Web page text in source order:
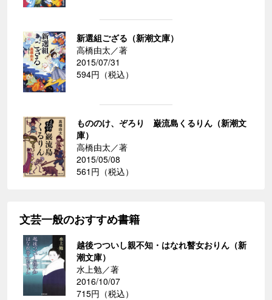
新選組ござる（新潮文庫）
高橋由太／著
2015/07/31
594円（税込）
もののけ、ぞろり 巌流島くるりん（新潮文
庫）
高橋由太／著
2015/05/08
561円（税込）
文芸一般のおすすめ書籍
越後つついし親不知・はなれ瞽女おりん（新
潮文庫）
水上勉／著
2016/10/07
715円（税込）